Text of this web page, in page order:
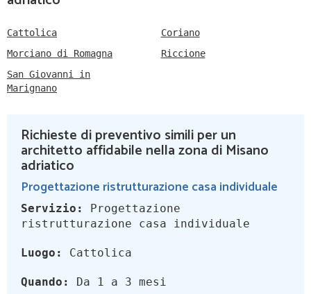
Cattolica
Coriano
Morciano di Romagna
Riccione
San Giovanni in
Marignano
Richieste di preventivo simili per un
architetto affidabile nella zona di Misano
adriatico
Progettazione ristrutturazione casa individuale
Servizio:
Progettazione
ristrutturazione casa individuale
Luogo: Cattolica
Quando: Da 1 a 3 mesi